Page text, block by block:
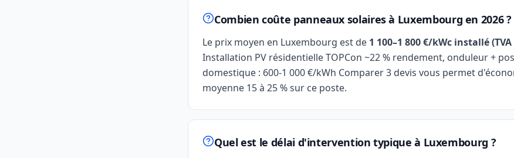
Combien coûte panneaux solaires à Luxembourg en 2026 ?
Le prix moyen en Luxembourg est de 1 100–1 800 €/kWc installé
Installation PV résidentielle TOPCon ~22 % rendement, onduleur +
domestique : 600-1 000 €/kWh Comparer 3 devis vous permet
moyenne 15 à 25 % sur ce poste.
Quel est le délai d'intervention typique à Luxembourg ?